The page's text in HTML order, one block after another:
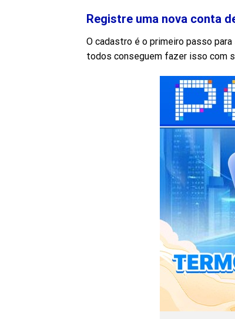
Registre uma nova conta
O cadastro é o primeiro passo
todos conseguem fazer isso com